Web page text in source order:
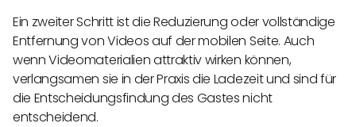
Ein zweiter Schritt ist die Reduzierung oder vollständige
Entfernung von Videos auf der mobilen Seite. Auch
wenn Videomaterialien attraktiv wirken können,
verlangsamen sie in der Praxis die Ladezeit und sind für
die Entscheidungsfindung des Gastes nicht
entscheidend.